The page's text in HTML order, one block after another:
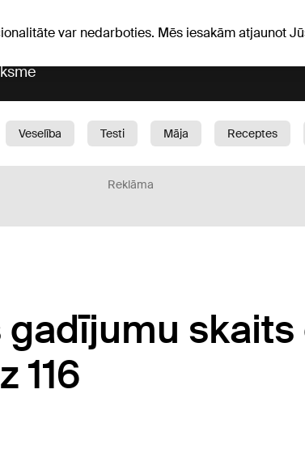
var nedarboties. Mēs iesakām atjaunot
Veselība Testi Māja Receptes
Reklāma
skaits
116